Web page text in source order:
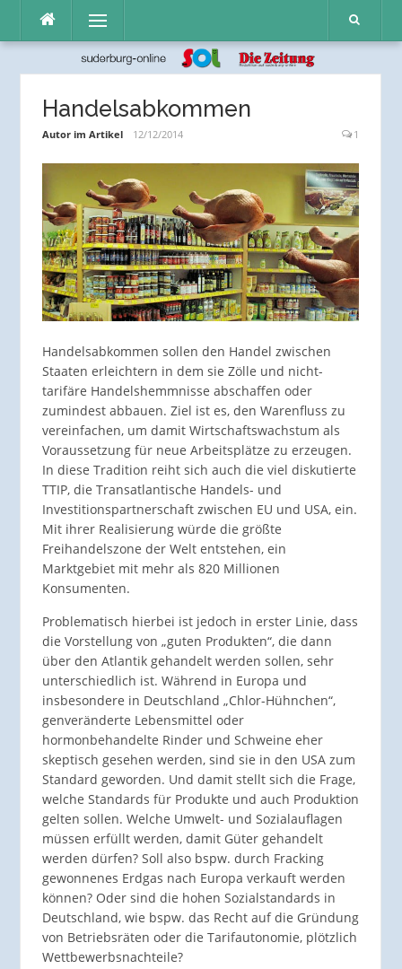
Inhalt
Menü
Handelsabkommen
Autor im Artikel 12/12/2014 1
Handelsabkommen sollen den Handel zwischen
Staaten erleichtern in dem sie Zölle und nicht-
tarifäre Handels­hemmnisse abschaffen oder
zumindest abbauen. Ziel ist es, den Warenfluss zu
vereinfachen, um damit Wirtschafts­wachstum als
Voraussetzung für neue Arbeitsplätze zu erzeugen.
In diese Tradition reiht sich auch die viel diskutierte
TTIP, die Transatlantische Handels- und
Investitionspartnerschaft zwischen EU und USA, ein.
Mit ihrer Realisierung würde die größte
Freihandelszone der Welt entstehen, ein
Marktgebiet mit mehr als 820 Millionen
Konsumenten.
Problematisch hierbei ist jedoch in erster Linie, dass
die Vorstellung von „guten Produkten“, die dann
über den Atlantik gehandelt werden sollen, sehr
unterschiedlich ist. Während in Europa und
insbesondere in Deutschland „Chlor-Hühnchen“,
genveränderte Lebensmittel oder
hormonbehandelte Rinder und Schweine eher
skeptisch gesehen werden, sind sie in den USA zum
Standard geworden. Und damit stellt sich die Frage,
welche Standards für Produkte und auch Produktion
gelten sollen. Welche Umwelt- und Sozialauflagen
müssen erfüllt werden, damit Güter gehandelt
werden dürfen? Soll also bspw. durch Fracking
gewonnenes Erdgas nach Europa verkauft werden
können? Oder sind die hohen Sozialstandards in
Deutschland, wie bspw. das Recht auf die Gründung
von Betriebsräten oder die Tarifautonomie, plötzlich
Wettbewerbs­nachteile?